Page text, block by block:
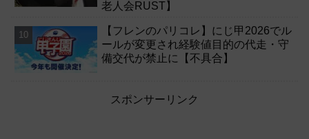
老人会RUST】
【フレンのパリコレ】にじ甲2026でル
ールが変更され経験値目的の代走・守
備交代が禁止に【不具合】
スポンサーリンク